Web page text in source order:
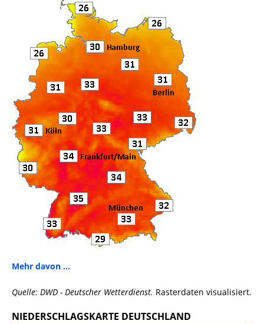
k
Mehr davon ...
Quelle: DWD - Deutscher Wetterdienst. Rasterdaten visualisiert.
NIEDERSCHLAGSKARTE DEUTSCHLAND